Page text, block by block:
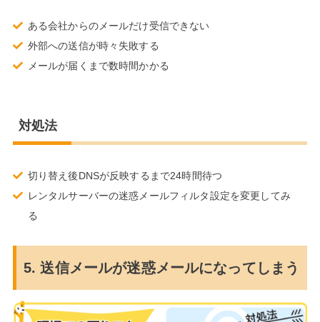
ある会社からのメールだけ受信できない
外部への送信が時々失敗する
メールが届くまで数時間かかる
対処法
切り替え後DNSが反映するまで24時間待つ
レンタルサーバーの迷惑メールフィルタ設定を変更してみ
る
5. 送信メールが迷惑メールになってしまう